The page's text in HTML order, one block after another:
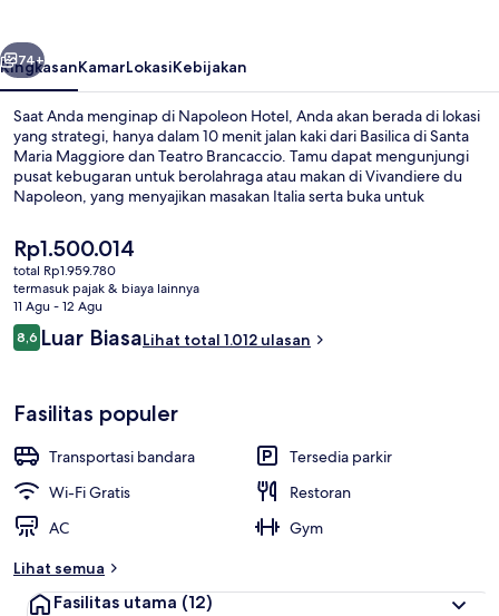
Berikutnya
74+
RingkasanKamarLokasiKebijakan
Saat Anda menginap di Napoleon Hotel, Anda akan berada di lokasi
yang strategi, hanya dalam 10 menit jalan kaki dari Basilica di Santa
Maria Maggiore dan Teatro Brancaccio. Tamu dapat mengunjungi
pusat kebugaran untuk berolahraga atau makan di Vivandiere du
Napoleon, yang menyajikan masakan Italia serta buka untuk
bar/lounge, toko roti/camilan, dan teras adalah keunggulan
lainnya.Para wisatawan menyukai lokasinya untuk mengunjungi
tempat menarik dan karena sangat dekat dari transportasi umum:
Stasiun Vittorio Emanuele hanya 4 menit dan Stasiun Manzoni -
Museo della Liberazione hanya 6 menit.
Harga
saat
ini
Rp1.500.014
Rp1.500.014
total Rp1.959.780
termasuk pajak & biaya lainnya
11 Agu - 12 Agu
Ulasan
8,68,6 dari 10
Luar BiasaLihat total 1.012 ulasan
Fasilitas populer
Transportasi bandara
Tersedia parkir
Wi-Fi Gratis
Restoran
AC
Gym
Lihat semua
Fasilitas utama (12)